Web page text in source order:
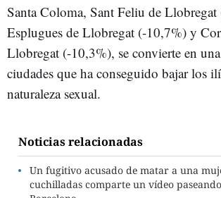
Santa Coloma, Sant Feliu de
Esplugues de Llobregat (-10,7%) y
Llobregat (-10,3%), se convierte en
ciudades que ha conseguido bajar los
naturaleza sexual.
Noticias relacionadas
Un fugitivo acusado de matar a una
cuchilladas comparte un vídeo